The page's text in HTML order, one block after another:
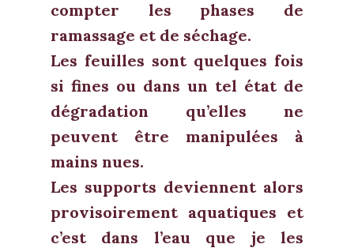
compter les phases de
ramassage et de séchage.
Les feuilles sont quelques fois
si fines ou dans un tel état de
dégradation qu’elles ne
peuvent être manipulées à
mains nues.
Les supports deviennent alors
provisoirement aquatiques et
c’est dans l’eau que je les